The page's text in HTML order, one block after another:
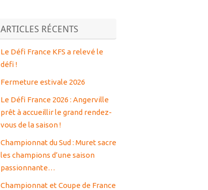
ARTICLES RÉCENTS
Le Défi France KFS a relevé le
défi !
Fermeture estivale 2026
Le Défi France 2026 : Angerville
prêt à accueillir le grand rendez-
vous de la saison !
Championnat du Sud : Muret sacre
les champions d’une saison
passionnante…
Championnat et Coupe de France